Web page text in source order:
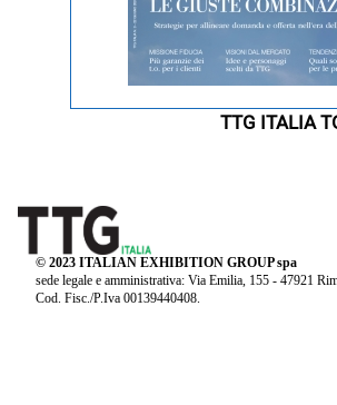
TTG ITALIA
© 2023 ITALIAN EXHIBITION GROUP spa
sede legale e amministrativa: Via Emilia, 155 - 47921
Cod. Fisc./P.Iva 00139440408.